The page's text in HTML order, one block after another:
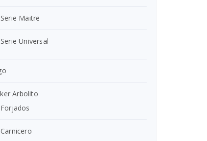
Serie Maitre
Serie Universal
Arbolito
Forjados
Carnicero